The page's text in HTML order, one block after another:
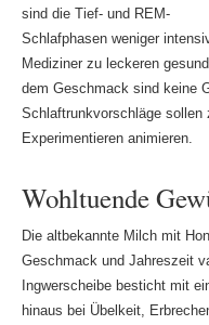
sind die Tief- und REM-
Schlafphasen weniger
Mediziner zu leckeren
dem Geschmack sind keine
Schlaftrunkvorschläge sollen
Experimentieren animieren.
Wohltuende
Die altbekannte Milch mit
Geschmack und Jahreszeit
Ingwerscheibe besticht mit
hinaus bei Übelkeit,